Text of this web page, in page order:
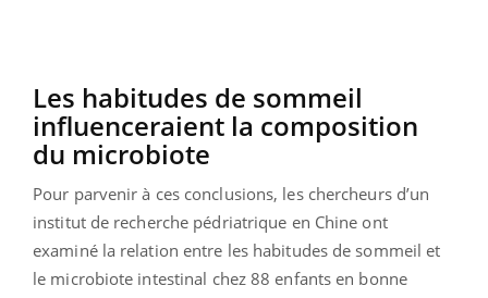
Les habitudes de sommeil
influenceraient la composition
du microbiote
Pour parvenir à ces conclusions, les chercheurs d’un
institut de recherche pédriatrique en Chine ont
examiné la relation entre les habitudes de sommeil et
le microbiote intestinal chez 88 enfants en bonne